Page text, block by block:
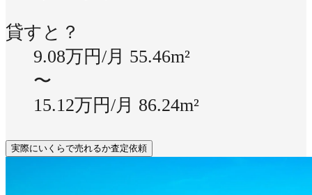
貸すと？
9.08万円/月 55.46m²
〜
15.12万円/月 86.24m²
実際にいくらで売れるか査定依頼